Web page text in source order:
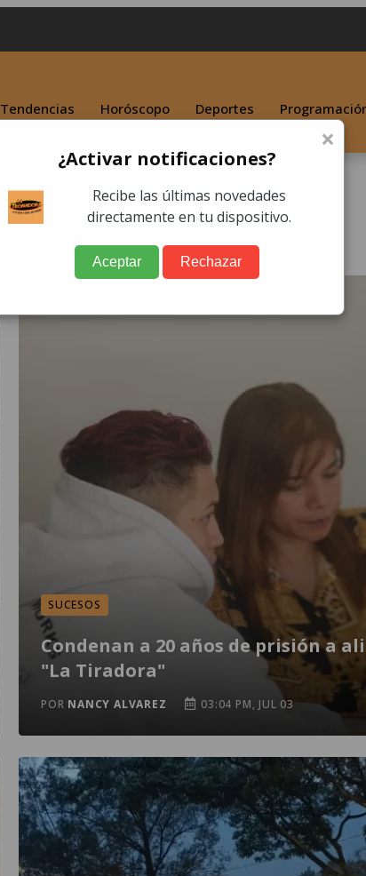
Tendencias Horóscopo Deportes
SUCESOS
Condenan a 20 años de prisión a
"La Tiradora"
POR NANCY ALVAREZ 03:04 PM, JUL 03
×
¿Activar notificaciones?
Recibe las últimas novedades
directamente en tu dispositivo.
Aceptar Rechazar